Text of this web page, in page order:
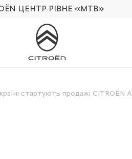
ЦЕНТР РІВНЕ «МТВ»
стартують продажі